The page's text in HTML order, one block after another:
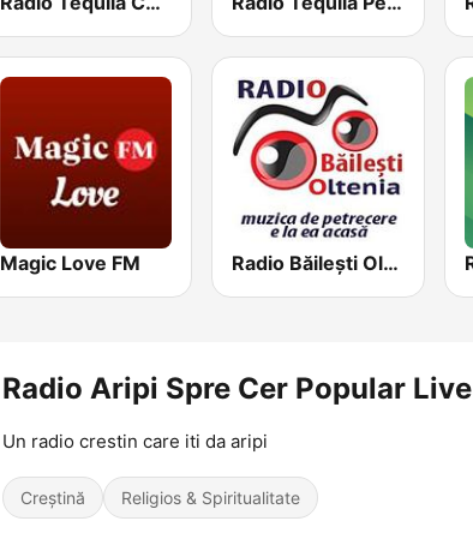
Magic Love FM Radio Băilești Oltenia
Radio Aripi Spre Cer Popular Live
Un radio crestin care iti da aripi
Creștină Religios & Spiritualitate